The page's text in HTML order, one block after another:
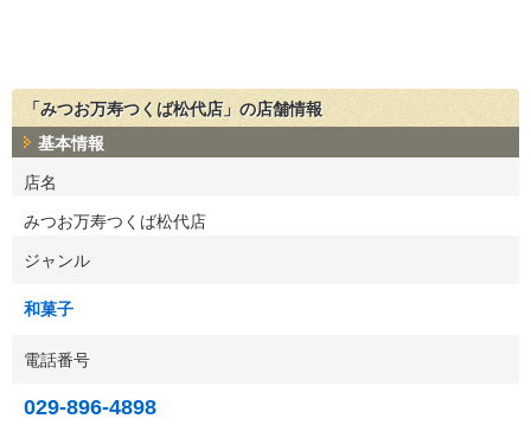
「みつお万寿つくば松代店」の店舗情報
基本情報
店名
みつお万寿つくば松代店
ジャンル
和菓子
電話番号
029-896-4898